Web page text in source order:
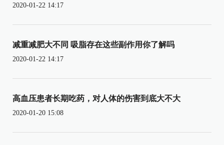
2020-01-22 14:17
减重减肥大不同 吸脂存在这些副作用你了解吗
2020-01-22 14:17
高血压患者长期吃药，对人体的伤害到底大不大
2020-01-20 15:08